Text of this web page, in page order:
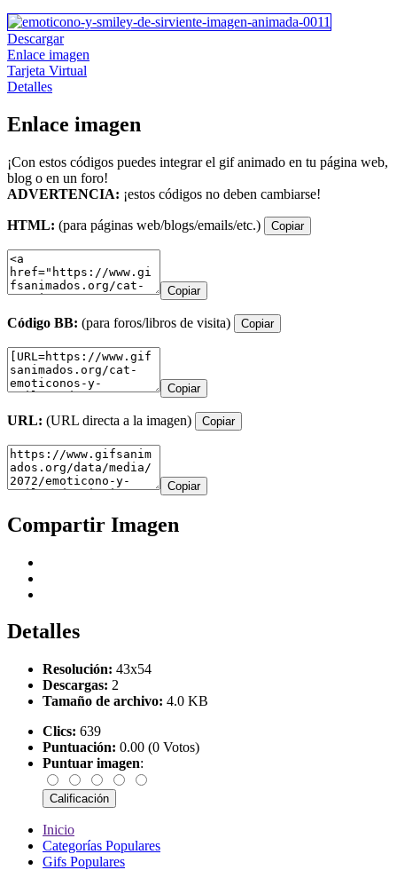
Descargar
Enlace imagen
Tarjeta Virtual
Detalles
Enlace imagen
¡Con estos códigos puedes integrar el gif animado en tu página web,
blog o en un foro!
ADVERTENCIA: ¡estos códigos no deben cambiarse!
HTML: (para páginas web/blogs/emails/etc.) Copiar
Copiar
Código BB: (para foros/libros de visita) Copiar
Copiar
URL: (URL directa a la imagen) Copiar
Copiar
Compartir Imagen
Detalles
Resolución: 43x54
Descargas: 2
Tamaño de archivo: 4.0 KB
Clics: 639
Puntuación: 0.00 (0 Votos)
Puntuar imagen:
Inicio
Categorías Populares
Gifs Populares